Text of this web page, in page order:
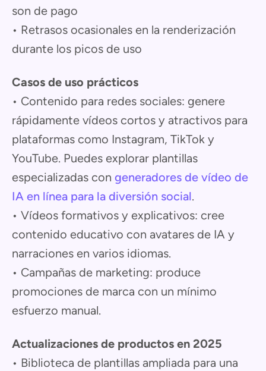
son de pago
• Retrasos ocasionales en la renderización
durante los picos de uso
Casos de uso prácticos
• Contenido para redes sociales: genere
rápidamente vídeos cortos y atractivos para
plataformas como Instagram, TikTok y
YouTube. Puedes explorar plantillas
especializadas con generadores de vídeo de
IA en línea para la diversión social.
• Vídeos formativos y explicativos: cree
contenido educativo con avatares de IA y
narraciones en varios idiomas.
• Campañas de marketing: produce
promociones de marca con un mínimo
esfuerzo manual.
Actualizaciones de productos en 2025
• Biblioteca de plantillas ampliada para una